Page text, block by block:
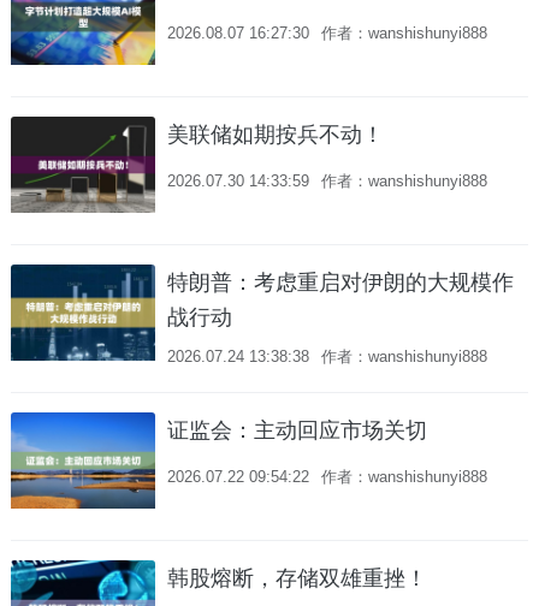
2026.08.07 16:27:30 作者：wanshishunyi888
美联储如期按兵不动！
2026.07.30 14:33:59 作者：wanshishunyi888
特朗普：考虑重启对伊朗的大规模作
战行动
2026.07.24 13:38:38 作者：wanshishunyi888
证监会：主动回应市场关切
2026.07.22 09:54:22 作者：wanshishunyi888
韩股熔断，存储双雄重挫！